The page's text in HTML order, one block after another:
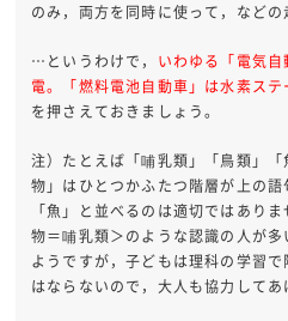
のみ，両方を同時に使って，などの
…というわけで， いわゆる「電気
電。「燃料電池自動車」は水素ステ
を押さえておきましょう。
注）たとえば「哺乳類」「鳥類」
物」はひとつかふたつ階層が上の語
「魚」と並べるのは適切ではあり
物＝哺乳類＞のような認識の人が
ようですが，子どもは理科の学習
はならないので，大人も協力してあ